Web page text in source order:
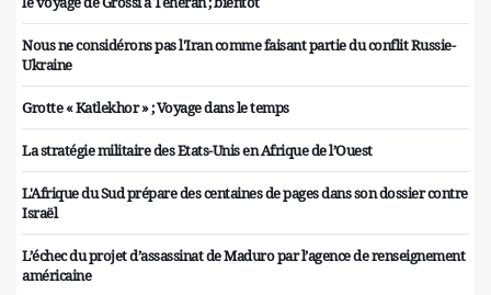
Nous ne considérons pas l'Iran comme faisant partie du conflit Russie-
Ukraine
Grotte « Katlekhor » ; Voyage dans le temps
La stratégie militaire des Etats-Unis en Afrique de l’Ouest
L'Afrique du Sud prépare des centaines de pages dans son dossier contre
Israël
L’échec du projet d’assassinat de Maduro par l’agence de renseignement
américaine